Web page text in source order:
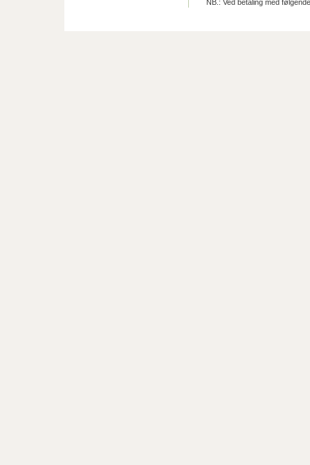
NB.: Ved betaling med